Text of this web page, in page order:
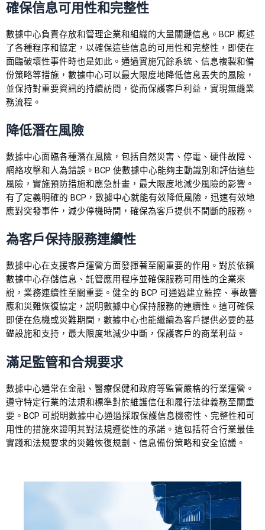
確保信息可用性和完整性
數據中心負責存放和管理企業和組織的大量關鍵信息。BCP 概述
了各種程序和協定，以確保這些信息的可用性和完整性，即使在
面臨破壞性事件時也是如此。通過實施冗餘系統、信息複製和備
份策略等措施，數據中心可以最大限度地降低信息丟失的風險，
並保持對重要資訊的持續訪問，從而保護客戶利益，實現無縫業
務流程。
降低潛在風險
數據中心面臨各種潛在風險，包括自然災害、停電、硬件故障、
網絡攻擊和人為錯誤。BCP 使數據中心能夠主動識別和評估這些
風險，實施預防措施和應急計畫，最大限度地減少風險的影響。
有了定義明確的 BCP，數據中心就能有效降低風險，迅速有效地
應對突發事件，減少停機時間，確保為客戶提供不間斷的服務。
為客戶保持服務連續性
數據中心在支援客戶運營方面發揮著至關重要的作用。對於依賴
數據中心存儲信息、託管應用程序並確保服務可用性的企業來
說，業務連續性至關重要。健全的 BCP 可通過建立監控、事故響
應和災難恢復協定，説明數據中心保持服務的連續性。這可確保
即使在危機或災難期間，數據中心也能繼續為客戶提供必要的基
礎設施和支持，最大限度地減少中斷，保護客戶的商業利益。
滿足監管和合規要求
數據中心通常在金融、醫療保健和政府等監管嚴格的行業運營。
遵守特定行業的法規和標準對於維護信任和履行法律義務至關重
要。BCP 可説明數據中心通過採取保護信息機密性、完整性和可
用性的措施來證明其對法規遵從性的承諾。這包括符合行業最佳
實踐和法規要求的災難恢復規劃、信息備份策略和安全協議。